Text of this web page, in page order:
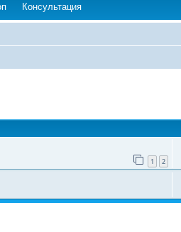
(Opens a new tab)
Консультация(Opens a new tab)
1 2